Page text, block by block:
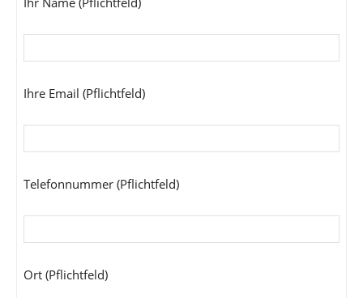
Ihre Email (Pflichtfeld)
Telefonnummer (Pflichtfeld)
Ort (Pflichtfeld)